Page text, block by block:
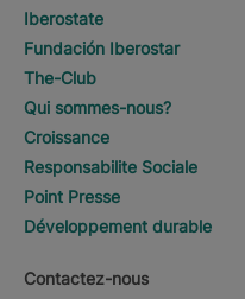
Iberostate
Fundación Iberostar
The-Club
Qui sommes-nous?
Croissance
Responsabilite Sociale
Point Presse
Développement durable
Contactez-nous